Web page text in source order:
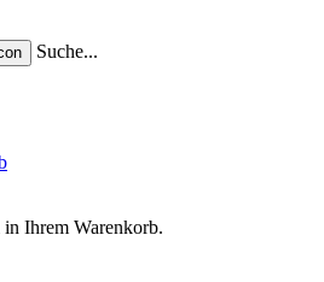
Suche...
Ihrem Warenkorb.